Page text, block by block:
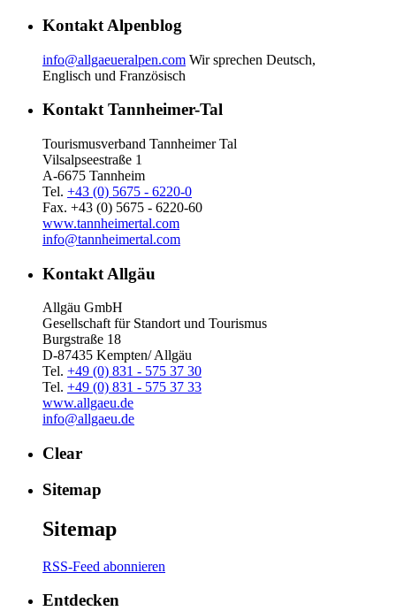
Kontakt Alpenblog
info@allgaeueralpen.com Wir sprechen Deutsch,
Englisch und Französisch
Kontakt Tannheimer-Tal
Tourismusverband Tannheimer Tal
Vilsalpseestraße 1
A-6675 Tannheim
Tel. +43 (0) 5675 - 6220-0
Fax. +43 (0) 5675 - 6220-60
www.tannheimertal.com
info@tannheimertal.com
Kontakt Allgäu
Allgäu GmbH
Gesellschaft für Standort und Tourismus
Burgstraße 18
D-87435 Kempten/ Allgäu
Tel. +49 (0) 831 - 575 37 30
Tel. +49 (0) 831 - 575 37 33
www.allgaeu.de
info@allgaeu.de
Clear
Sitemap
Sitemap
RSS-Feed abonnieren
Entdecken